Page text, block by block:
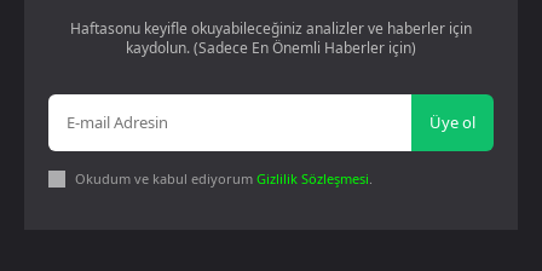
Haftasonu keyifle okuyabileceğiniz analizler ve haberler için
kaydolun. (Sadece En Önemli Haberler için)
Üye ol
Okudum ve kabul ediyorum Gizlilik Sözleşmesi